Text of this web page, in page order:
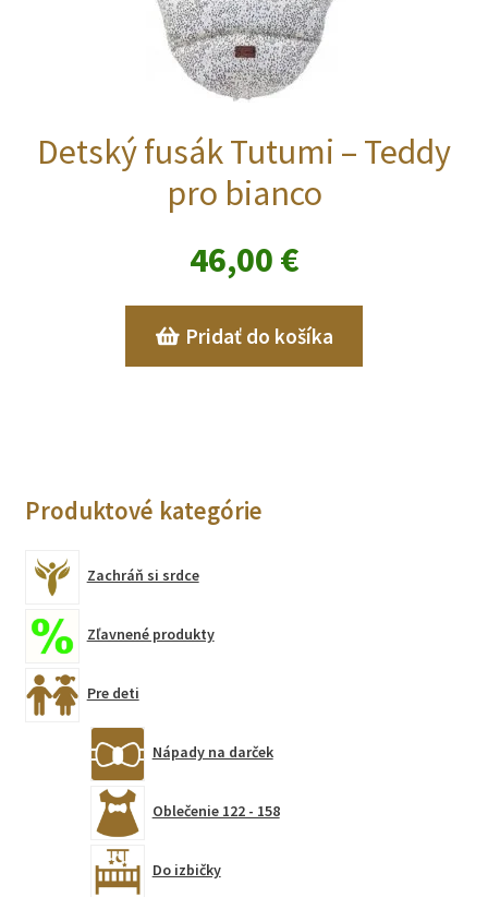
Detský fusák Tutumi – Teddy
pro bianco
46,00 €
Pridať do košíka
Produktové kategórie
Zachráň si srdce
Zľavnené produkty
Pre deti
Nápady na darček
Oblečenie 122 - 158
Do izbičky